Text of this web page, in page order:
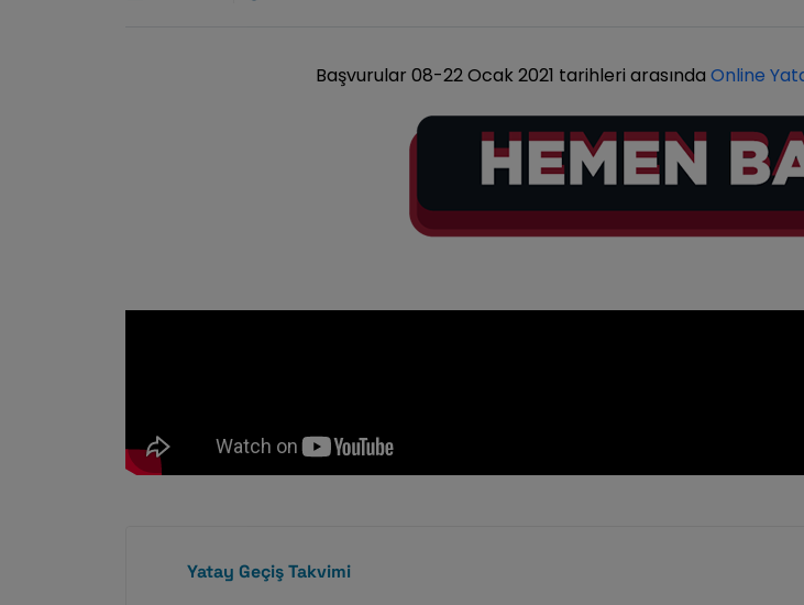
Başvurular 08-22 Ocak 2021 tarihleri arasında Online
Yatay Geçiş Takvimi